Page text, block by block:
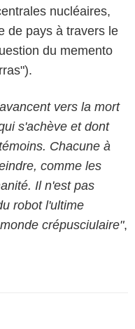
nucléaires,
de pays à travers le
du memento
vers la mort
s'achève et dont
Chacune à
comme les
Il n'est pas
robot l'ultime
crépusciulaire",